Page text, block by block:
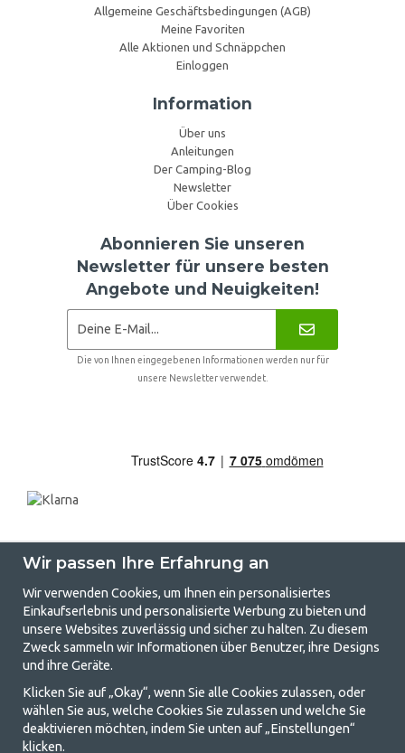
Allgemeine Geschäftsbedingungen (AGB)
Meine Favoriten
Alle Aktionen und Schnäppchen
Einloggen
Information
Über uns
Anleitungen
Der Camping-Blog
Newsletter
Über Cookies
Abonnieren Sie unseren
Newsletter für unsere besten
Angebote und Neuigkeiten!
Die von Ihnen eingegebenen Informationen werden nur für
unsere Newsletter verwendet.
GetCamping.de - Ihr Geschäft für
Camping und Outdoor-Leben
Camping kann entweder ein Lebensstil sein oder eine Möglichkeit, die
Familie für ein gemeinsames Abenteuer zusammenzubringen. Egal, zu
welcher Kategorie Sie gehören, bei uns finden Sie alles, was Sie an
Wir passen Ihre Erfahrung an
Wir verwenden Cookies, um Ihnen ein personalisiertes
Einkaufserlebnis und personalisierte Werbung zu bieten und
unsere Websites zuverlässig und sicher zu halten. Zu diesem
Zweck sammeln wir Informationen über Benutzer, ihre Designs
und ihre Geräte.
Klicken Sie auf „Okay“, wenn Sie alle Cookies zulassen, oder
wählen Sie aus, welche Cookies Sie zulassen und welche Sie
deaktivieren möchten, indem Sie unten auf „Einstellungen“
klicken.